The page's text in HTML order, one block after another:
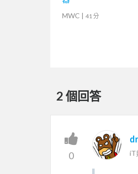
MWC | 41 分
2 個回答
0 iT